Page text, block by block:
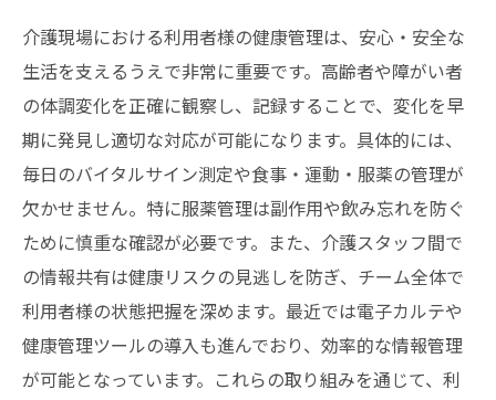
介護現場における利用者様の健康管理は、安心・安全な
生活を支えるうえで非常に重要です。高齢者や障がい者
の体調変化を正確に観察し、記録することで、変化を早
期に発見し適切な対応が可能になります。具体的には、
毎日のバイタルサイン測定や食事・運動・服薬の管理が
欠かせません。特に服薬管理は副作用や飲み忘れを防ぐ
ために慎重な確認が必要です。また、介護スタッフ間で
の情報共有は健康リスクの見逃しを防ぎ、チーム全体で
利用者様の状態把握を深めます。最近では電子カルテや
健康管理ツールの導入も進んでおり、効率的な情報管理
が可能となっています。これらの取り組みを通じて、利